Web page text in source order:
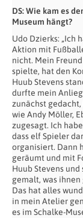
DS: Wie kam es
Museum hängt?
Udo Dzierks: „Ich
Aktion mit
nicht. Mein
spielte, hat den
Huub Stevens
durfte mein
zunächst
wie Andy Möller,
zugesagt. Ich
dass elf Spieler
organisiert. Dann
geräumt und mit
Huub Stevens
gemalt, was ihnen
Das hat alles
in mein Atelier
es im Schalke-